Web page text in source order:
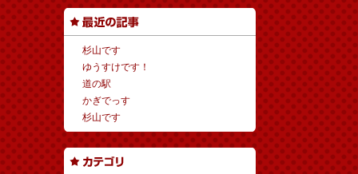
杉山です
ゆうすけです！
道の駅
かぎでっす
杉山です